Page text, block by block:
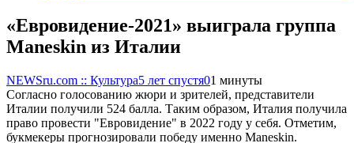
«Евровидение-2021» выиграла группа
Maneskin из Италии
NEWSru.com :: Культура5 лет спустя01 минуты
Согласно голосованию жюри и зрителей, представители
Италии получили 524 балла. Таким образом, Италия получила
право провести "Евровидение" в 2022 году у себя. Отметим,
букмекеры прогнозировали победу именно Maneskin.